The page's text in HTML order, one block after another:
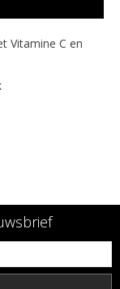
Vitamine C en